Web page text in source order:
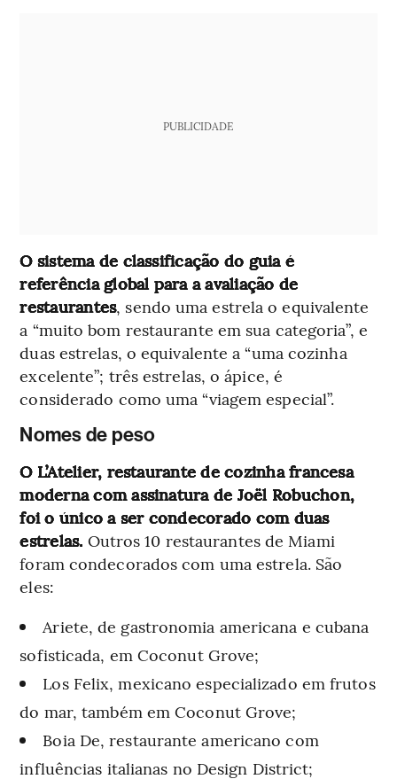
PUBLICIDADE
O sistema de classificação do guia é
referência global para a avaliação de
restaurantes, sendo uma estrela o equivalente
a “muito bom restaurante em sua categoria”, e
duas estrelas, o equivalente a “uma cozinha
excelente”; três estrelas, o ápice, é
considerado como uma “viagem especial”.
Nomes de peso
O L’Atelier, restaurante de cozinha francesa
moderna com assinatura de Joël Robuchon,
foi o único a ser condecorado com duas
estrelas. Outros 10 restaurantes de Miami
foram condecorados com uma estrela. São
eles:
Ariete, de gastronomia americana e cubana
sofisticada, em Coconut Grove;
Los Felix, mexicano especializado em frutos
do mar, também em Coconut Grove;
Boia De, restaurante americano com
influências italianas no Design District;